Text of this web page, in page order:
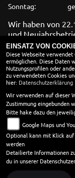
Sonntag:
Wir haben von
und
Montag:
Dienstag:
Mittwoch:
Donnerstag:
Freitag:
Samstag:
Sonntag:
Wir haben von
und
EINSATZ VON
Diese Webseite verwendet
ermöglichen. Diese Daten
Nutzungsprofilen oder
zu verwendeten Cookies
hier: Datenschutzerklärung
Wir verwenden auf dieser
Zustimmung eingebunden
Bitte hake dazu den
Google Maps und
Optional kann mit Klick
werden
Detailierte Informationen
du in unserer